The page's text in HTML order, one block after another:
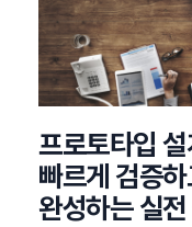
정부지원사업
프로토타입
빠르게 검증
완성하는 실